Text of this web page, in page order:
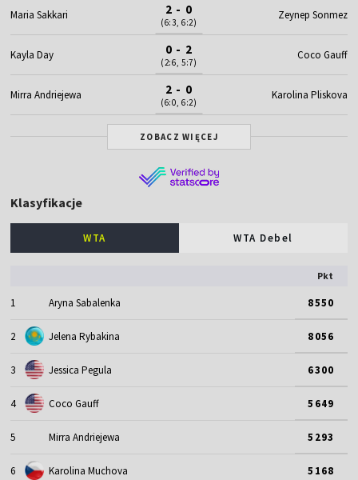
Maria Sakkari 2 - 0
(6:3, 6:2)
Zeynep Sonmez
Kayla Day 0 - 2
(2:6, 5:7)
Coco Gauff
Mirra Andriejewa 2 - 0
(6:0, 6:2)
Karolina Pliskova
ZOBACZ WIĘCEJ
Klasyfikacje
WTA WTA Debel
Pkt
1 Aryna Sabalenka 8550
2 Jelena Rybakina 8056
3 Jessica Pegula 6300
4 Coco Gauff 5649
5 Mirra Andriejewa 5293
6 Karolina Muchova 5168